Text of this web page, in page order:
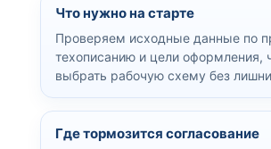
Что нужно на старте
Проверяем исходные данные по
техописанию и цели оформления,
выбрать рабочую схему без
Где тормозится согласование